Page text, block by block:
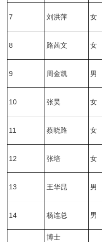
7 刘洪萍 女
8 路茜文 女
9 周金凯 男
10 张昊 女
11 蔡晓路 女
12 张培 女
13 王华昆 男
14 杨连总 男
博士